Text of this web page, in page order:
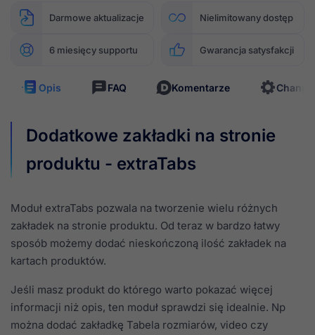
Darmowe aktualizacje Nielimitowany dostęp
6 miesięcy supportu Gwarancja satysfakcji
Opis FAQ Komentarze
Dodatkowe zakładki na stronie
produktu - extraTabs
Moduł extraTabs pozwala na tworzenie wielu różnych
zakładek na stronie produktu. Od teraz w bardzo łatwy
sposób możemy dodać nieskończoną ilość zakładek na
kartach produktów.
Jeśli masz produkt do którego warto pokazać więcej
informacji niż opis, ten moduł sprawdzi się idealnie. Np
można dodać zakładkę Tabela rozmiarów, video czy